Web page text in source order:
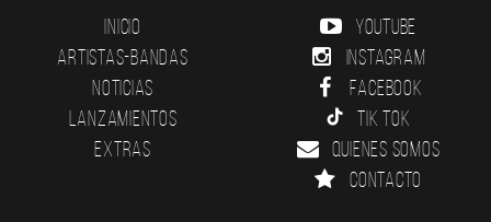
Inicio
Artistas-Bandas
Noticias
Lanzamientos
Extras
YouTube
Instagram
Facebook
Tik Tok
Quienes somos
Contacto